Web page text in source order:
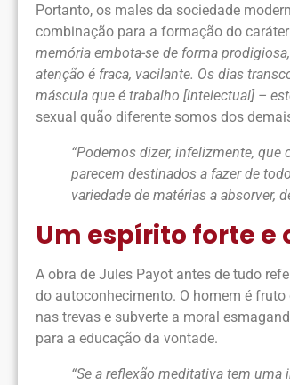
Portanto, os males da sociedade
combinação para a formação do
memória embota-se de forma
atenção é fraca, vacilante. Os dias
máscula que é trabalho [intelectual] –
sexual quão diferente somos dos
“Podemos dizer, infelizmente,
parecem destinados a fazer de
variedade de matérias a absorver,
Um espírito forte e
A obra de Jules Payot antes de tudo
do autoconhecimento. O homem é
nas trevas e subverte a moral
para a educação da vontade.
“Se a reflexão meditativa tem